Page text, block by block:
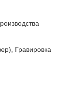
Гравировка